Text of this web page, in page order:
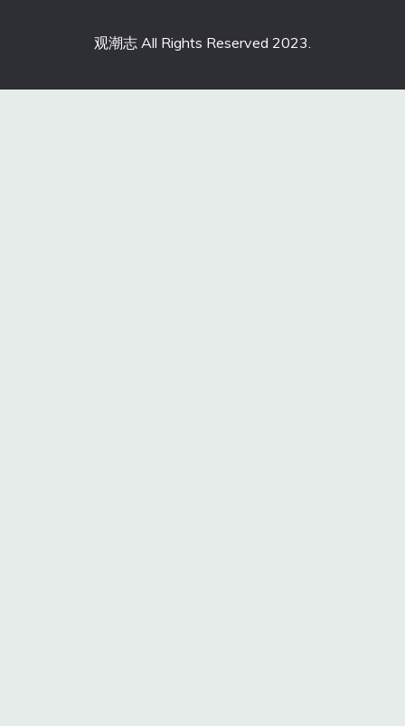
观潮志 All Rights Reserved 2023.